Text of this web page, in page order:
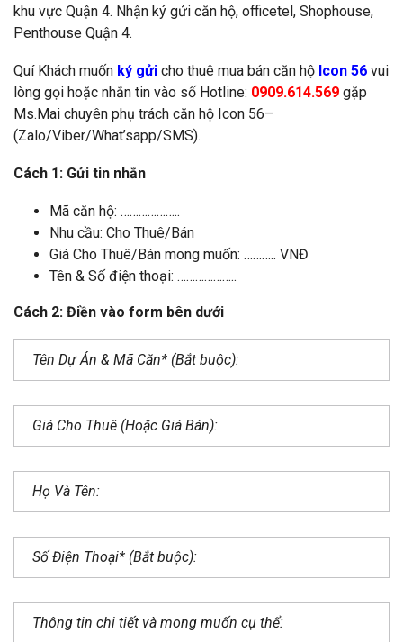
khu vực Quận 4. Nhận ký gửi căn hộ, officetel, Shophouse,
Penthouse Quận 4.
Quí Khách muốn ký gửi cho thuê mua bán căn hộ Icon 56 vui
lòng gọi hoặc nhắn tin vào số Hotline: 0909.614.569 gặp
Ms.Mai chuyên phụ trách căn hộ Icon 56–
(Zalo/Viber/What’sapp/SMS).
Cách 1: Gửi tin nhắn
Mã căn hộ: ………………..
Nhu cầu: Cho Thuê/Bán
Giá Cho Thuê/Bán mong muốn: ……….. VNĐ
Tên & Số điện thoại: ………………..
Cách 2: Điền vào form bên dưới